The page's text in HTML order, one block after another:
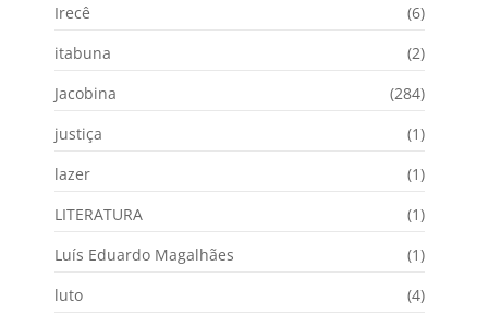
Irecê
(6)
itabuna
(2)
Jacobina
(284)
justiça
(1)
lazer
(1)
LITERATURA
(1)
Luís Eduardo Magalhães
(1)
luto
(4)